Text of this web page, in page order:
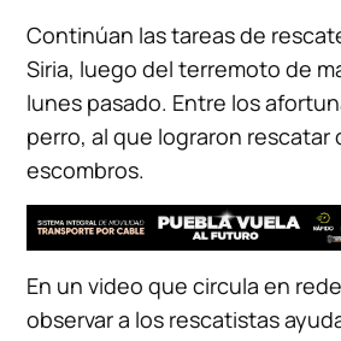
Continúan las tareas de
Siria, luego del terremoto de
lunes pasado. Entre los
perro, al que lograron rescatar
escombros.
En un video que circula en
observar a los rescatistas